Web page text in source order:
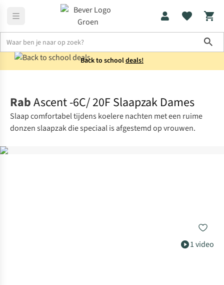
Back to schooldeals!
1 video
RabAscent -6C/ 20F Slaapzak Dames
Slaap comfortabel tijdens koelere nachten met een ruime
donzen slaapzak die speciaal is afgestemd op vrouwen.